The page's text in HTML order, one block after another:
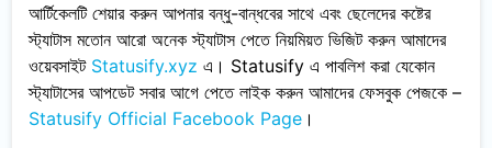
আর্টিকেলটি শেয়ার করুন আপনার বন্ধু-বান্ধবের সাথে এবং ছেলেদের কষ্টের
স্ট্যাটাস মতোন আরো অনেক স্ট্যাটাস পেতে নিয়মিয়ত ভিজিট করুন আমাদের
ওয়েবসাইট Statusify.xyz এ। Statusify এ পাবলিশ করা যেকোন
স্ট্যাটাসের আপডেট সবার আগে পেতে লাইক করুন আমাদের ফেসবুক পেজকে –
Statusify Official Facebook Page ।